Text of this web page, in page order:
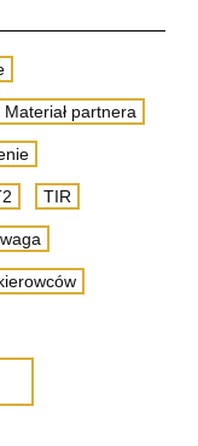
Materiał partnera
TIR